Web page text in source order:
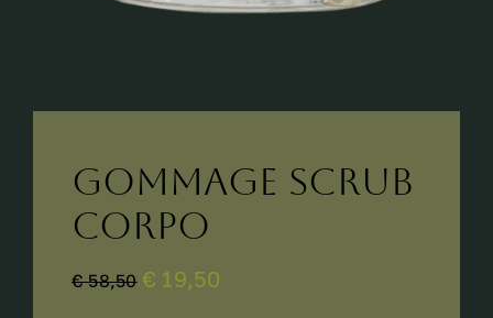
Gommage Scrub
Corpo
€ 58,50 € 19,50